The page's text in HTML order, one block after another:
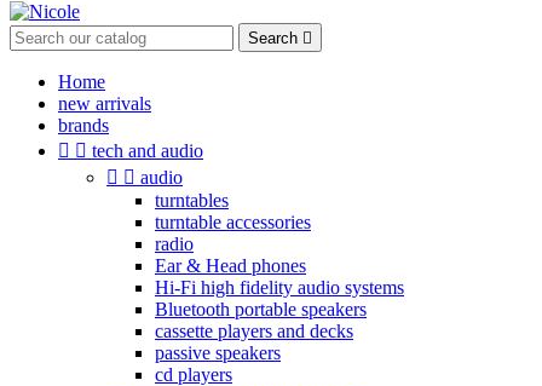
Search 
Home
new arrivals
brands
  tech and audio
  audio
turntables
turntable accessories
radio
Ear & Head phones
Hi-Fi high fidelity audio systems
Bluetooth portable speakers
cassette players and decks
passive speakers
cd players